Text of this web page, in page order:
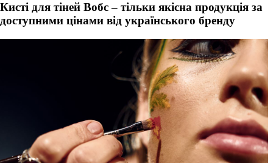
Кисті для тіней Вобс – тільки якісна продукція за
доступними цінами від українського бренду